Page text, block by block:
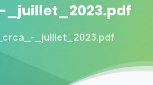
_juillet_2023.pdf